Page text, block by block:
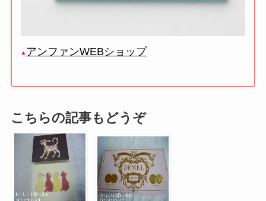
★ アンファンWEBショップ
こちらの記事もどうぞ